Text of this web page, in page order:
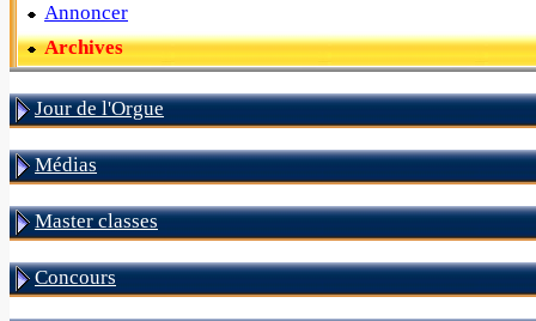
Annoncer
Archives
Jour de l'Orgue
Médias
Master classes
Concours